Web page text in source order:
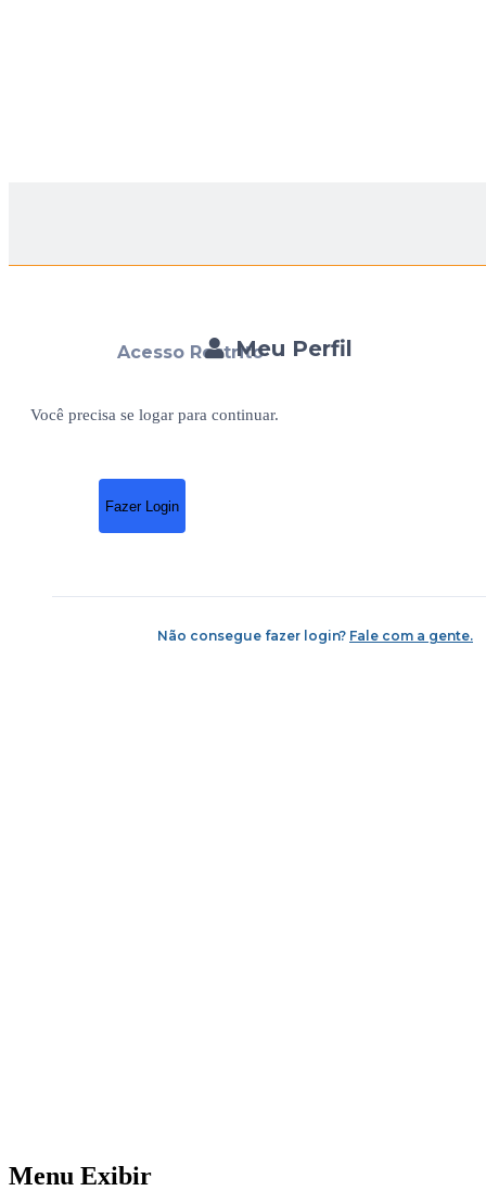
Meu Perfil
Acesso Restrito
Você precisa se logar para continuar.
Fazer Login
Não consegue fazer login? Fale com a gente.
Menu Exibir